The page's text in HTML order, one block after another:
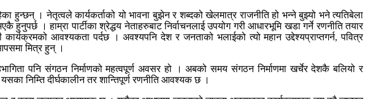
हुन्छन् । नेतृत्वले कार्यकर्ताको यो भावना बुझेन र शब्दको खेलमात्र राजनीति हो भन्ने बुझ्यो भने त्यतिबेला
। हाम्रा पार्टीका श्रेद्धय नेताहरुबाट निर्वाचनलाई उपयोग गरी आधारभूमि खडा गर्ने रणनीति तयार
आवश्यकता पर्दछ । अवश्यपनि देश र जनताको भलाईको त्यो महान उद्देश्यप्राप्तगर्न, पवित्र
मित्र हुन् ।
पनि संगठन निर्माणको महत्वपूर्ण अवसर हो । अबको समय संगठन निर्माणमा खर्चेर देशकै बलियो र
निम्ति दीर्घकालीन तर शान्तिपूर्ण रणनीति आवश्यक छ ।